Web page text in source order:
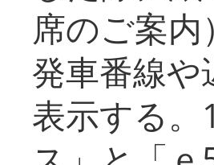
席のご案
発車番線
表示する